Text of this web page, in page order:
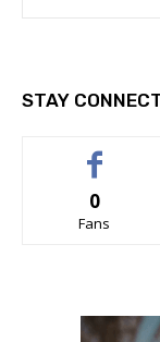
STAY
0
Fans